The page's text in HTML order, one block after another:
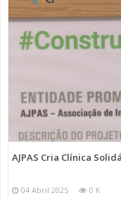
AJPAS Cria Clínica
04 Abril 2025 0 K